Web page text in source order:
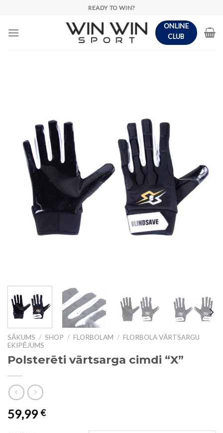
content
READY TO WIN?
ONLINE
CLUB
SĀKUMS / SHOP / FLORBOLAM / FLORBOLA VĀRTSARGU
EKIPĒJUMS
Polsterēti vārtsarga cimdi “X”
59,99€